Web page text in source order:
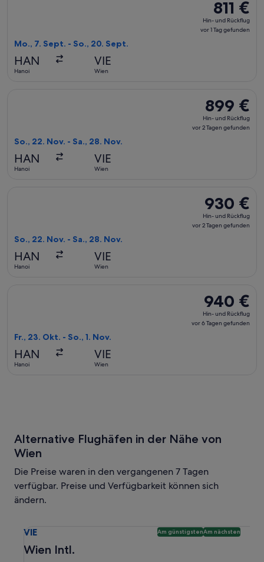
811 €
Hin-
und
811 €
Hin- und Rückflug
vor 1 Tag gefunden
Mo., 7. Sept. - So., 20. Sept.
HAN
Hanoi
VIE
Wien
899 €
Hin-
und
899 €
Hin- und Rückflug
vor 2 Tagen gefunden
So., 22. Nov. - Sa., 28. Nov.
HAN
Hanoi
VIE
Wien
930 €
Hin-
und
930 €
Hin- und Rückflug
vor 2 Tagen gefunden
So., 22. Nov. - Sa., 28. Nov.
HAN
Hanoi
VIE
Wien
940 €
Hin-
und
940 €
Hin- und Rückflug
vor 6 Tagen gefunden
Fr., 23. Okt. - So., 1. Nov.
HAN
Hanoi
VIE
Wien
Alternative Flughäfen in der Nähe von
Wien
Die Preise waren in den vergangenen 7 Tagen
verfügbar. Preise und Verfügbarkeit können sich
ändern.
VIE Am günstigstenAm nächsten
Wien Intl.